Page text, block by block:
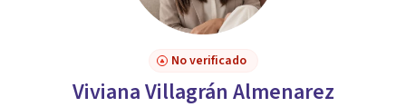
No verificado
Viviana Villagrán Almenarez